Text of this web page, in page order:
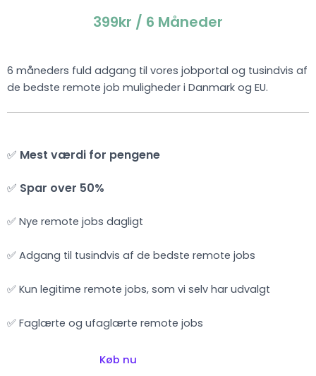
399kr / 6 Måneder
6 måneders fuld adgang til vores jobportal og tusindvis af
de bedste remote job muligheder i Danmark og EU.
✅ Mest værdi for pengene
✅ Spar over 50%
✅ Nye remote jobs dagligt
✅ Adgang til tusindvis af de bedste remote jobs
✅ Kun legitime remote jobs, som vi selv har udvalgt
✅ Faglærte og ufaglærte remote jobs
Køb nu